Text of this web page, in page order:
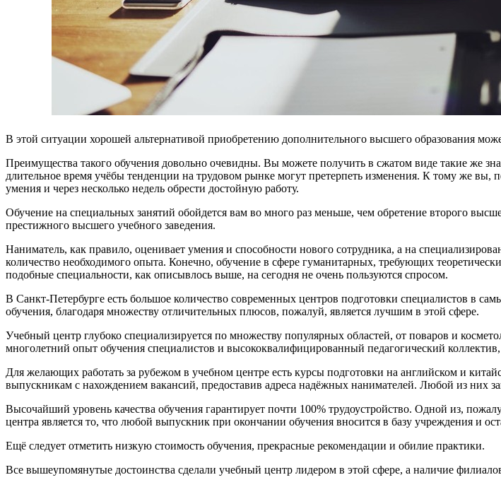
В этой ситуации хорошей альтернативой приобретению дополнительного высшего образования
Преимущества такого обучения довольно очевидны. Вы можете получить в сжатом виде такие же
длительное время учёбы тенденции на трудовом рынке могут претерпеть изменения. К тому же вы,
умения и через несколько недель обрести достойную работу.
Обучение на специальных занятий обойдется вам во много раз меньше, чем обретение второго
престижного высшего учебного заведения.
Наниматель, как правило, оценивает умения и способности нового сотрудника, а на
количество необходимого опыта. Конечно, обучение в сфере гуманитарных, требующих
подобные специальности, как описывлось выше, на сегодня не очень пользуются спросом.
В Санкт-Петербурге есть большое количество современных центров подготовки специалистов в
обучения, благодаря множеству отличительных плюсов, пожалуй, является лучшим в этой сфере.
Учебный центр глубоко специализируется по множеству популярных областей, от поваров и
многолетний опыт обучения специалистов и высококвалифицированный педагогический
Для желающих работать за рубежом в учебном центре есть курсы подготовки на английском и
выпускникам с нахождением вакансий, предоставив адреса надёжных нанимателей. Любой из них
Высочайший уровень качества обучения гарантирует почти 100% трудоустройство. Одной из,
центра является то, что любой выпускник при окончании обучения вносится в базу учреждения и
Ещё следует отметить низкую стоимость обучения, прекрасные рекомендации и обилие практики.
Все вышеупомянутые достоинства сделали учебный центр лидером в этой сфере, а наличие